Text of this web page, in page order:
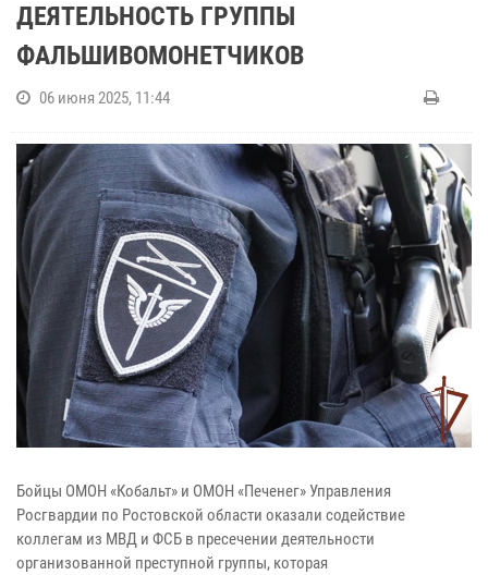
ДЕЯТЕЛЬНОСТЬ ГРУППЫ
ФАЛЬШИВОМОНЕТЧИКОВ
06 июня 2025, 11:44
Бойцы ОМОН «Кобальт» и ОМОН «Печенег» Управления
Росгвардии по Ростовской области оказали содействие
коллегам из МВД и ФСБ в пресечении деятельности
организованной преступной группы, которая